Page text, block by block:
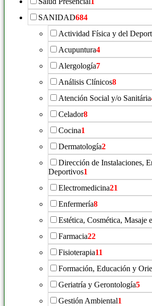
SANIDAD684
Actividad Física y del
Acupuntura4
Alergología7
Análisis Clínicos8
Atención Social y/o Sanitária
Celador8
Cocina1
Dermatología2
Dirección de Instalaciones,
Deportivos1
Electromedicina21
Enfermería8
Estética, Cosmética, Masaje
Farmacia22
Fisioterapia11
Formación, Educación y
Geriatría y Gerontología5
Gestión Ambiental1